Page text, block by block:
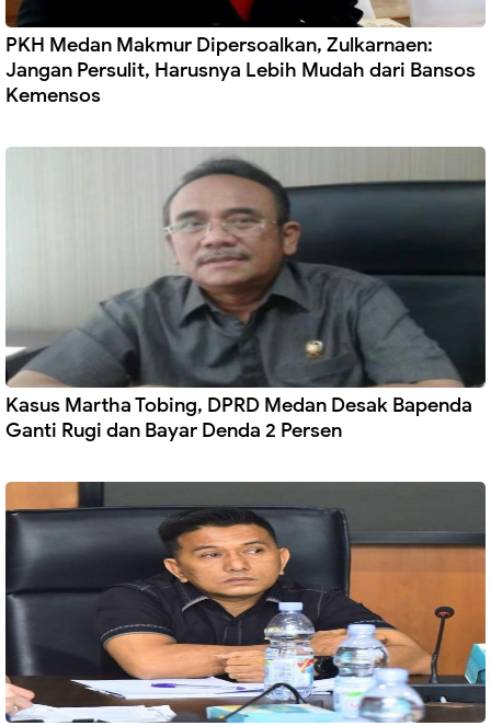
PKH Medan Makmur Dipersoalkan, Zulkarnaen:
Jangan Persulit, Harusnya Lebih Mudah dari Bansos
Kemensos
Kasus Martha Tobing, DPRD Medan Desak Bapenda
Ganti Rugi dan Bayar Denda 2 Persen